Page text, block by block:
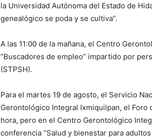
la Universidad Autónoma del Estado de
genealógico se poda y se cultiva”.
A las 11:00 de la mañana, el Centro
“Buscadores de empleo” impartido por
(STPSH).
Para el martes 19 de agosto, el Servicio
Gerontológico Integral Ixmiquilpan, el Foro
hora, pero en el Centro Gerontológico
conferencia “Salud y bienestar para adultos